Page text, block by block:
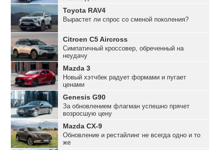
Toyota RAV4
Вырастет ли спрос со сменой поколения?
Citroen C5 Aircross
Симпатичный кроссовер, обреченный на
неудачу
Mazda 3
Новый хэтчбек радует формами и пугает
ценами
Genesis G90
За обновлением флагман успешно прячет
возросшую цену
Mazda CX-9
Обновление и рестайлинг не всегда одно и то
же